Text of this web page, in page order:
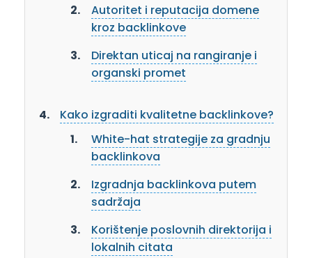
Autoritet i reputacija domene
kroz backlinkove
Direktan uticaj na rangiranje i
organski promet
Kako izgraditi kvalitetne backlinkove?
White-hat strategije za gradnju
backlinkova
Izgradnja backlinkova putem
sadržaja
Korištenje poslovnih direktorija i
lokalnih citata